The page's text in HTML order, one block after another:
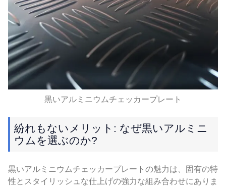
黒いアルミニウムチェッカープレート
紛れもないメリット: なぜ黒いアルミニ
ウムを選ぶのか?
黒いアルミニウムチェッカープレートの魅力は、固有の特
性とスタイリッシュな仕上げの強力な組み合わせにありま